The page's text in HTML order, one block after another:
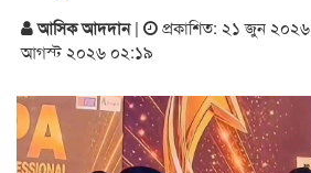
আসিক আদদান| প্রকাশিত: ২১ জুন
আগস্ট ২০২৬ ০২:১৯